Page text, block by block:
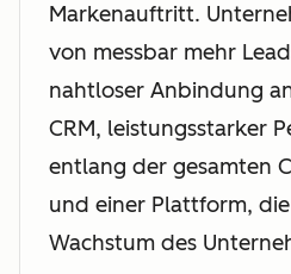
Markenauftritt.
von messbar mehr
nahtloser Anbindung
CRM, leistungsstarker
entlang der gesamten
und einer Plattform,
Wachstum des